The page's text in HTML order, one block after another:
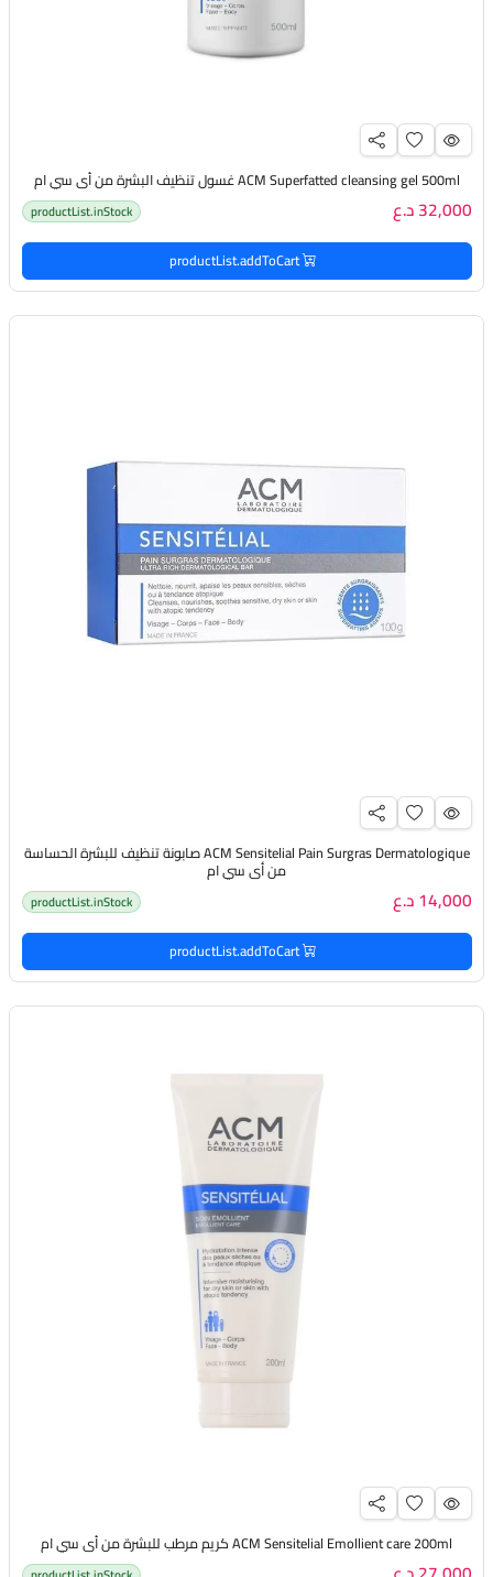
ACM Superfatted cleansing gel 500ml غسول تنظيف البشرة من أي سي ام
32,000 د.ع productList.inStock
productList.addToCart
ACM Sensitelial Pain Surgras Dermatologique صابونة تنظيف للبشرة الحساسة
من أي سي ام
14,000 د.ع productList.inStock
productList.addToCart
ACM Sensitelial Emollient care 200ml كريم مرطب للبشرة من أي سي ام